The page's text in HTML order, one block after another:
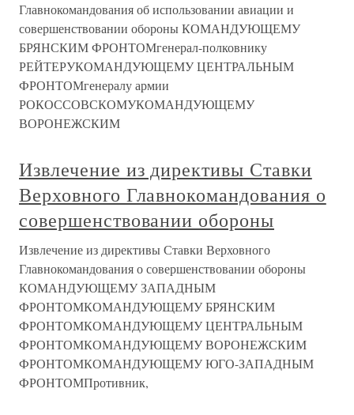
Главнокомандования об использовании авиации и
совершенствовании обороны КОМАНДУЮЩЕМУ
БРЯНСКИМ ФРОНТОМгенерал-полковнику
РЕЙТЕРУКОМАНДУЮЩЕМУ ЦЕНТРАЛЬНЫМ
ФРОНТОМгенералу армии
РОКОССОВСКОМУКОМАНДУЮЩЕМУ
ВОРОНЕЖСКИМ
Извлечение из директивы Ставки
Верховного Главнокомандования о
совершенствовании обороны
Извлечение из директивы Ставки Верховного
Главнокомандования о совершенствовании обороны
КОМАНДУЮЩЕМУ ЗАПАДНЫМ
ФРОНТОМКОМАНДУЮЩЕМУ БРЯНСКИМ
ФРОНТОМКОМАНДУЮЩЕМУ ЦЕНТРАЛЬНЫМ
ФРОНТОМКОМАНДУЮЩЕМУ ВОРОНЕЖСКИМ
ФРОНТОМКОМАНДУЮЩЕМУ ЮГО-ЗАПАДНЫМ
ФРОНТОМПротивник,